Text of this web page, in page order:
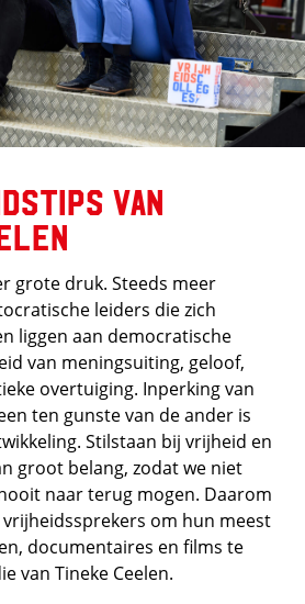
van
grote druk. Steeds meer
leiders die zich
liggen aan democratische
van meningsuiting, geloof,
overtuiging. Inperking van
ten gunste van de ander is
Stilstaan bij vrijheid en
groot belang, zodat we niet
naar terug mogen. Daarom
vrijheidssprekers om hun meest
documentaires en films te
van Tineke Ceelen.